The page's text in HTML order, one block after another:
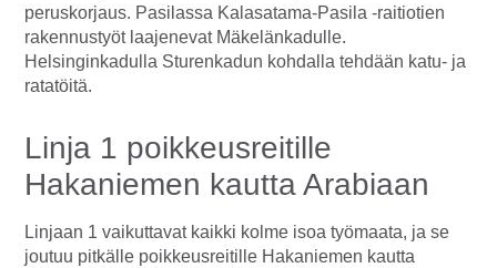
peruskorjaus. Pasilassa Kalasatama-Pasila -raitiotien
rakennustyöt laajenevat Mäkelänkadulle.
Helsinginkadulla Sturenkadun kohdalla tehdään katu- ja
ratatöitä.
Linja 1 poikkeusreitille
Hakaniemen kautta Arabiaan
Linjaan 1 vaikuttavat kaikki kolme isoa työmaata, ja se
joutuu pitkälle poikkeusreitille Hakaniemen kautta